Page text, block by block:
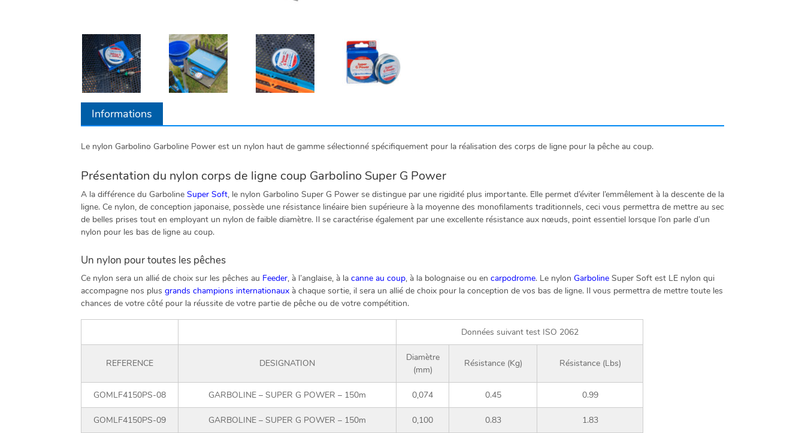
Informations
Le nylon Garbolino Garboline Power est un nylon haut de gamme sélectionné spécifiquement pour la réalisation des corps de ligne pour la pêche au coup.
Présentation du nylon corps de ligne coup Garbolino Super G Power
A la différence du Garboline Super Soft, le nylon Garbolino Super G Power se distingue par une rigidité plus importante. Elle permet d’éviter l’emmêlement à la descente de la
ligne. Ce nylon, de conception japonaise, possède une résistance linéaire bien supérieure à la moyenne des monofilaments traditionnels, ceci vous permettra de mettre au sec
de belles prises tout en employant un nylon de faible diamètre. Il se caractérise également par une excellente résistance aux nœuds, point essentiel lorsque l’on parle d’un
nylon pour les bas de ligne au coup.
Un nylon pour toutes les pêches
Ce nylon sera un allié de choix sur les pêches au Feeder, à l’anglaise, à la canne au coup, à la bolognaise ou en carpodrome. Le nylon Garboline Super Soft est LE nylon qui
accompagne nos plus grands champions internationaux à chaque sortie, il sera un allié de choix pour la conception de vos bas de ligne. Il vous permettra de mettre toute les
chances de votre côté pour la réussite de votre partie de pêche ou de votre compétition.
Données suivant test ISO 2062
REFERENCE DESIGNATION
Diamètre
(mm)
Résistance (Kg) Résistance (Lbs)
GOMLF4150PS-08 GARBOLINE – SUPER G POWER – 150m 0,074 0.45 0.99
GOMLF4150PS-09 GARBOLINE – SUPER G POWER – 150m 0,100 0.83 1.83